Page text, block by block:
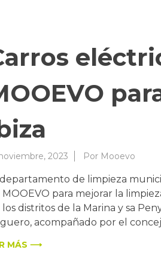
2023 Por Mooevo
de limpieza
MOOEVO para mejorar la
distritos de la Marina y sa
acompañado por el
MÁS ⟶